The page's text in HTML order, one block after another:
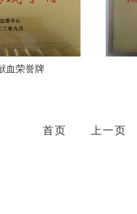
血荣誉牌
首页 上一页